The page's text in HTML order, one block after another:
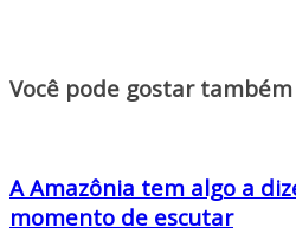
Você pode gostar também
A Amazônia tem algo a
momento de escutar